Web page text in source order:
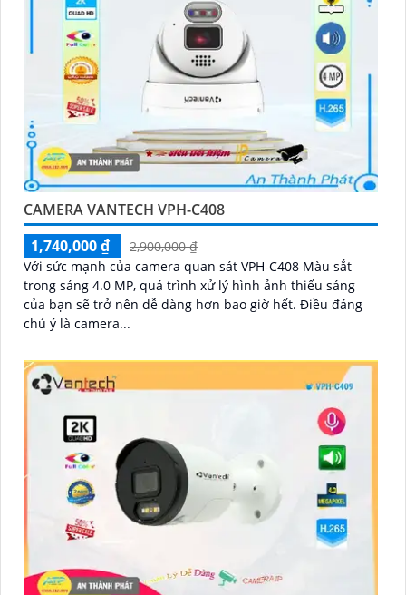
CAMERA VANTECH VPH-C408
1,740,000 ₫
2,900,000 ₫
Với sức mạnh của camera quan sát VPH-C408 Màu sắt
trong sáng 4.0 MP, quá trình xử lý hình ảnh thiếu sáng
của bạn sẽ trở nên dễ dàng hơn bao giờ hết. Điều đáng
chú ý là camera...